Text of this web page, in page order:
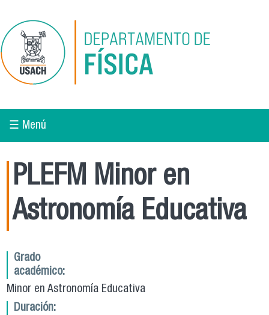
☰ Menú
PLEFM Minor en
Astronomía Educativa
Grado
académico:
Minor en Astronomía Educativa
Duración: